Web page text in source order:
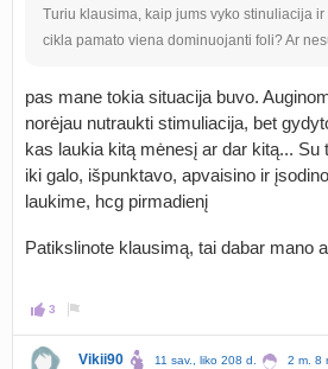
Turiu klausima, kaip jums vyko stinuliacija
cikla pamato viena dominuojanti foli? Ar
pas mane tokia situacija buvo.
norėjau nutraukti stimuliacija, bet
kas laukia kitą mėnesį ar dar kitą... Su
iki galo, išpunktavo, apvaisino ir
laukime, hcg pirmadienį
Patikslinote klausimą, tai dabar mano
3
Vikii90 11 sav., liko 208 d. 2 m. 8